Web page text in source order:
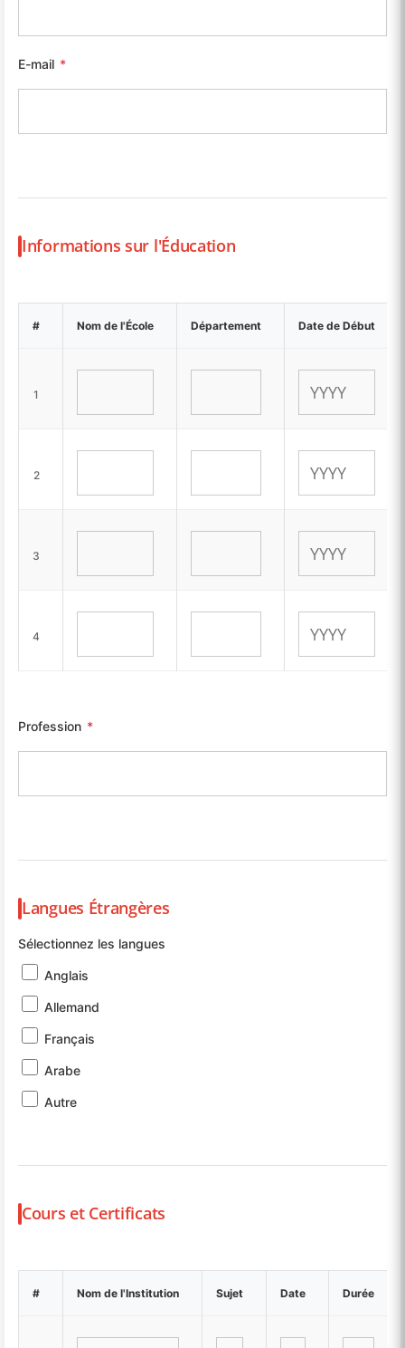
E-mail *
Informations sur l'Éducation
# Nom de l'École Département Date de Début
1
2
3
4
Profession *
Langues Étrangères
Sélectionnez les langues
Anglais
Allemand
Français
Arabe
Autre
Cours et Certificats
# Nom de l'Institution Sujet Date Durée